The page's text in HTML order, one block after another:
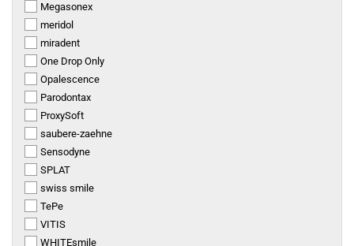
Megasonex
meridol
miradent
One Drop Only
Opalescence
Parodontax
ProxySoft
saubere-zaehne
Sensodyne
SPLAT
swiss smile
TePe
VITIS
WHITEsmile